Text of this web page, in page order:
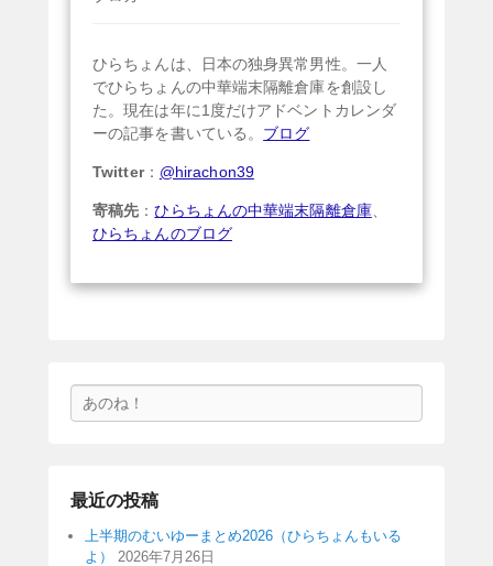
ひらちょんは、日本の独身異常男性。一人
でひらちょんの中華端末隔離倉庫を創設し
た。現在は年に1度だけアドベントカレンダ
ーの記事を書いている。 ブログ
Twitter： @hirachon39
寄稿先 ：ひらちょんの中華端末隔離倉庫、
ひらちょんのブログ
索
最近の投稿
上半期のむいゆーまとめ2026（ひらちょんもいる
よ）
2026年7月26日